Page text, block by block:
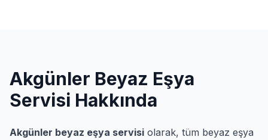
Akgünler Beyaz Eşya
Servisi Hakkında
Akgünler beyaz eşya servisi olarak, tüm beyaz eşya